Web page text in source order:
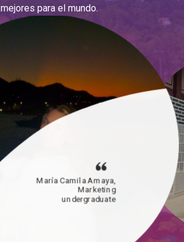
mejores para el mundo.
María Camila Amaya,
Marketing
undergraduate